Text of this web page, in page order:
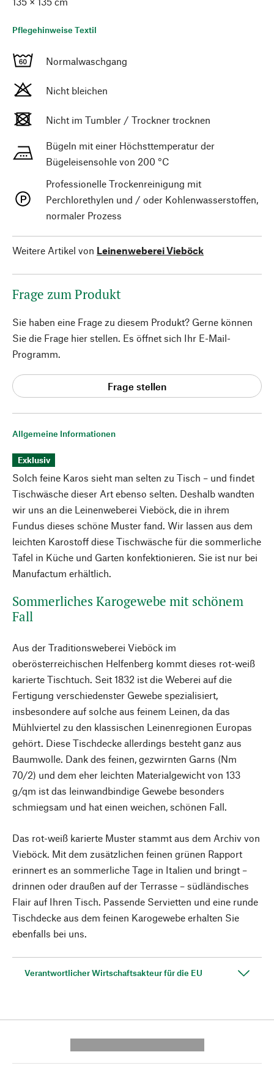
Allgemeine Informationen
Exklusiv
Solch feine Karos sieht man selten zu Tisch – und findet
Tischwäsche dieser Art ebenso selten. Deshalb wandten
wir uns an die Leinenweberei Vieböck, die in ihrem
Fundus dieses schöne Muster fand. Wir lassen aus dem
leichten Karostoff diese Tischwäsche für die sommerliche
Tafel in Küche und Garten konfektionieren. Sie ist nur bei
Manufactum erhältlich.
Sommerliches Karogewebe mit schönem
Fall
Aus der Traditionsweberei Vieböck im
oberösterreichischen Helfenberg kommt dieses rot-weiß
karierte Tischtuch. Seit 1832 ist die Weberei auf die
Fertigung verschiedenster Gewebe spezialisiert,
insbesondere auf solche aus feinem Leinen, da das
Mühlviertel zu den klassischen Leinenregionen Europas
gehört. Diese Tischdecke allerdings besteht ganz aus
Baumwolle. Dank des feinen, gezwirnten Garns (Nm
70/2) und dem eher leichten Materialgewicht von 133
g/qm ist das leinwandbindige Gewebe besonders
schmiegsam und hat einen weichen, schönen Fall.
Das rot-weiß karierte Muster stammt aus dem Archiv von
Vieböck. Mit dem zusätzlichen feinen grünen Rapport
erinnert es an sommerliche Tage in Italien und bringt –
drinnen oder draußen auf der Terrasse – südländisches
Flair auf Ihren Tisch. Passende Servietten und eine runde
Tischdecke aus dem feinen Karogewebe erhalten Sie
ebenfalls bei uns.
Verantwortlicher Wirtschaftsakteur für die EU
Pflegehinweise Textil
Normalwaschgang
Nicht bleichen
Nicht im Tumbler / Trockner trocknen
Bügeln mit einer Höchsttemperatur der
Bügeleisensohle von 200 °C
Professionelle Trockenreinigung mit
Perchlorethylen und / oder Kohlenwasserstoffen,
normaler Prozess
Weitere Artikel von Leinenweberei Vieböck
Frage zum Produkt
Sie haben eine Frage zu diesem Produkt? Gerne können
Sie die Frage hier stellen. Es öffnet sich Ihr E-Mail-
Programm.
Frage stellen